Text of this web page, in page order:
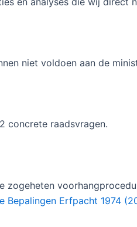
niet voldoen aan de
concrete raadsvragen.
zogeheten
Bepalingen Erfpacht 1974